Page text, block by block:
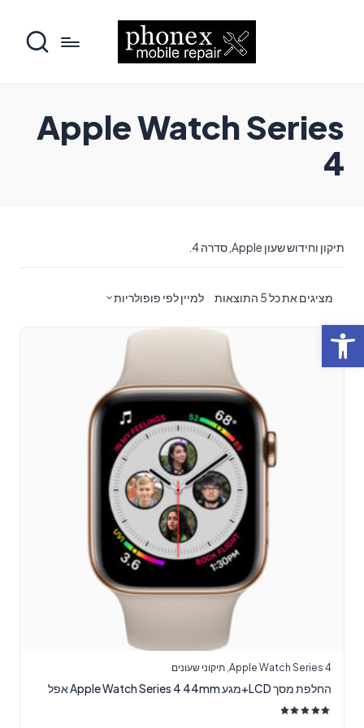
פתח סרגל נגישות
Apple Watch Series
4
תיקון וחידוש שעון Apple, סדרה 4.
מציגים את כל ⁦5⁩ התוצאות
ממוין
פופולריות
למיין לפי פופולריות
Apple Watch Series 4
,תיקוני שעונים
החלפת מסך LCD+מגע Apple Watch Series 4 44mm אפל